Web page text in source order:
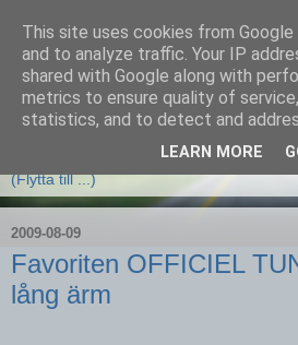
2009-08-09
Favoriten OFFICIEL
lång ärm
This site uses cookies from
and to analyze traffic. Your IP
shared with Google along with
metrics to ensure quality of
statistics, and to detect and
LEARN MORE